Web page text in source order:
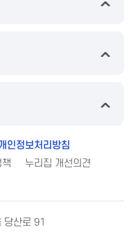
인정보처리방침
누리집 개선의견
당산로 91